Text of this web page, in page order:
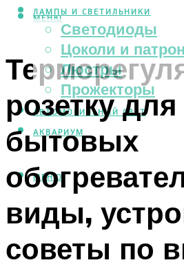
ЛАМПЫ И СВЕТИЛЬНИКИ
Светодиоды
Цоколи и
Люстры
Прожекторы
АВТОМОБИЛЬНЫЙ СВЕТ
АКВАРИУМ
МЕНЮ
МЕНЮ
розетку для
бытовых
виды,
советы по